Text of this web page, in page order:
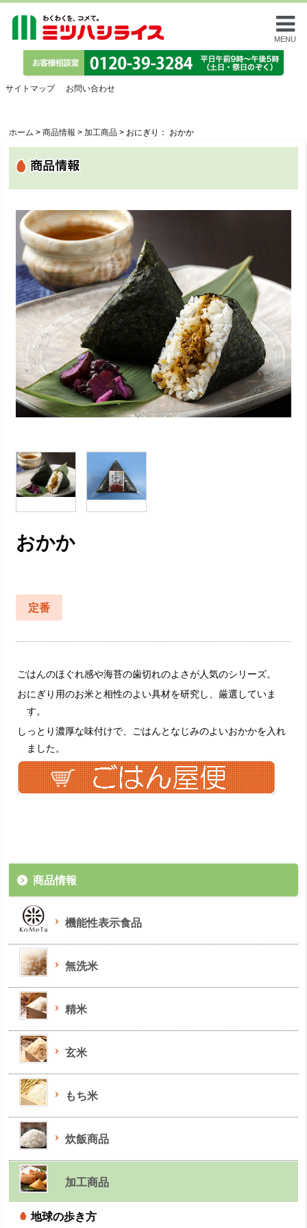
MENU
サイトマップ お問い合わせ
ホーム > 商品情報 > 加工商品 > おにぎり： おかか
おかか
定番
ごはんのほぐれ感や海苔の歯切れのよさが人気のシリーズ。
おにぎり用のお米と相性のよい具材を研究し、厳選していま
す。
しっとり濃厚な味付けで、ごはんとなじみのよいおかかを入れ
ました。
商品情報
機能性表示食品
無洗米
精米
玄米
もち米
炊飯商品
加工商品
地球の歩き方